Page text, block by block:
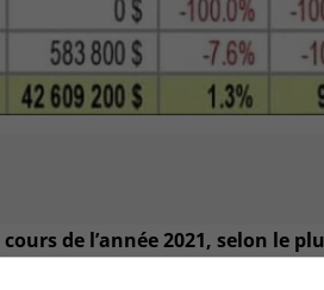
de l’année 2021, selon le